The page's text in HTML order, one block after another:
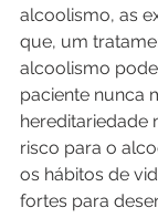
alcoolismo, as
que, um
alcoolismo
paciente nunca
hereditariedade
risco para o
os hábitos de
fortes para